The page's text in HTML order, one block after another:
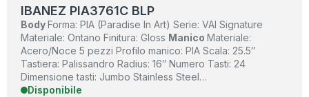
IBANEZ PIA3761C BLP
BodyForma: PIA (Paradise In Art) Serie: VAI Signature
Materiale: Ontano Finitura: Gloss Manico Materiale:
Acero/Noce 5 pezzi Profilo manico: PIA Scala: 25.5″
Tastiera: Palissandro Radius: 16″ Numero Tasti: 24
Dimensione tasti: Jumbo Stainless Steel…
Disponibile